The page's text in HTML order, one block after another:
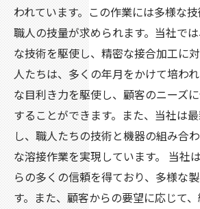
われています。この作業には多様な技
職人の技量が求められます。当社で
な技術を駆使し、精密な接合加工に
人たちは、多くの年月をかけて培わ
な目利き力を駆使し、顧客のニーズ
することができます。また、当社は
し、職人たちの技術と機器の組み合
な溶接作業を実現しています。 当社
らの多くの信頼を得ており、多様な
す。また、顧客からの要望に応じて